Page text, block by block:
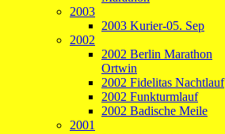
2003
2003 Kurier-05. Sep
2002
2002 Berlin Marathon
Ortwin
2002 Fidelitas Nachtlauf
2002 Funkturmlauf
2002 Badische Meile
2001